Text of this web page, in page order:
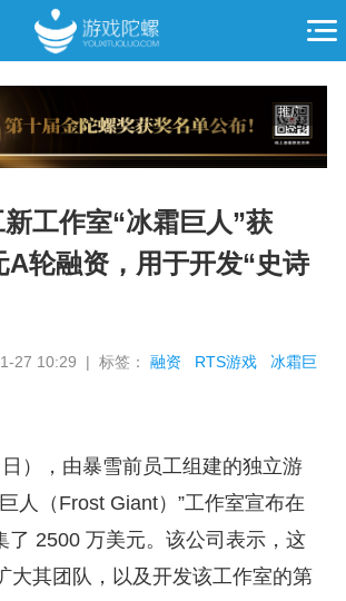
推广
工作室“冰霜巨人”获
A轮融资，用于开发“史诗
27 10:29 | 标签：融资 RTS游戏 冰霜巨
），由暴雪前员工组建的独立游
人（Frost Giant）”工作室宣布在
了 2500 万美元。该公司表示，这
大其团队，以及开发该工作室的第